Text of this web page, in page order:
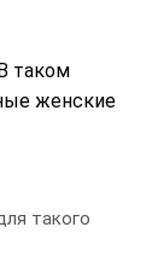
таком
женские